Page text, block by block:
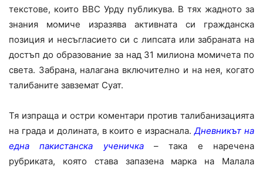
текстове, които BBC Урду публикува. В тях жадното за
знания момиче изразява активната си гражданска
позиция и несъгласието си с липсата или забраната на
достъп до образование за над 31 милиона момичета по
света. Забрана, налагана включително и на нея, когато
талибаните завземат Суат.
Тя изпраща и остри коментари против талибанизацията
на града и долината, в които е израснала.Дневникът на
една пакистанска ученичка – така е наречена
рубриката, която става запазена марка на Малала